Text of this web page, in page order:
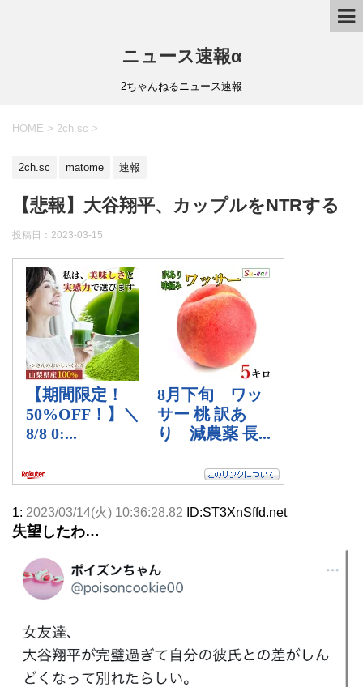
ニュース速報α
2ちゃんねるニュース速報
HOME > 2ch.sc >
2ch.sc matome 速報
【悲報】大谷翔平、カップルをNTRする
投稿日： 2023-03-15
1: 2023/03/14(火) 10:36:28.82 ID:ST3XnSffd.net
失望したわ…